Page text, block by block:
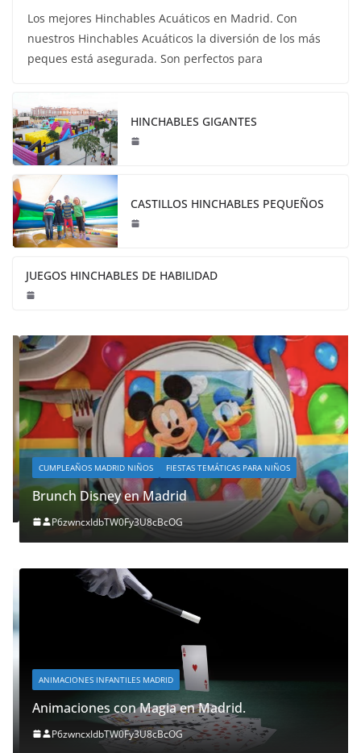
Los mejores Hinchables Acuáticos en Madrid. Con
nuestros Hinchables Acuáticos la diversión de los más
peques está asegurada. Son perfectos para
HINCHABLES GIGANTES
CASTILLOS HINCHABLES PEQUEÑOS
JUEGOS HINCHABLES DE HABILIDAD
CUMPLEAÑOS MADRID NIÑOS FIESTAS TEMÁTICAS PARA NIÑOS
Brunch Disney en Madrid
P6zwncxIdbTW0Fy3U8cBcOG
ANIMACIONES INFANTILES MADRID
Animaciones con Magia en Madrid.
P6zwncxIdbTW0Fy3U8cBcOG